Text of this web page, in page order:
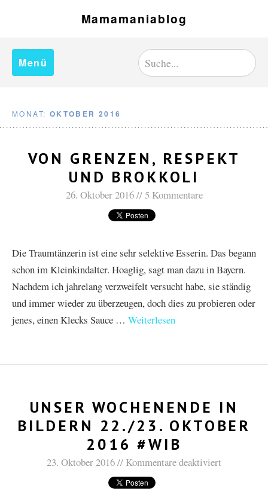
Mamamaniablog
Menü
MONAT: OKTOBER 2016
VON GRENZEN, RESPEKT
UND BROKKOLI
26. Oktober 2016 5 Kommentare
Die Traumtänzerin ist eine sehr selektive Esserin. Das begann
schon im Kleinkindalter. Hoaglig, sagt man dazu in Bayern.
Nachdem ich jahrelang verzweifelt versucht habe, sie ständig
und immer wieder zu überzeugen, doch dies zu probieren oder
jenes, einen Klecks Sauce … Weiterlesen
UNSER WOCHENENDE IN
BILDERN 22./23. OKTOBER
2016 #WIB
23. Oktober 2016 Kommentare deaktiviert